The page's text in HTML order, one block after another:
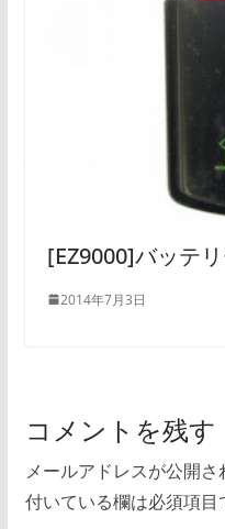
[EZ9000]バッテ
2014年7月3日
コメントを残す
メールアドレスが公開さ
付いている欄は必須項目